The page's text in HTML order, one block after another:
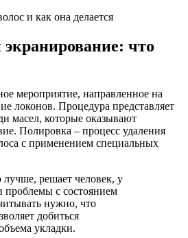
что
мероприятие, направленное на
локонов. Процедура представляет
масел, которые оказывают
Полировка – процесс удаления
с применением специальных
лучше, решает человек, у
проблемы с состоянием
нужно, что
добиться
укладки.